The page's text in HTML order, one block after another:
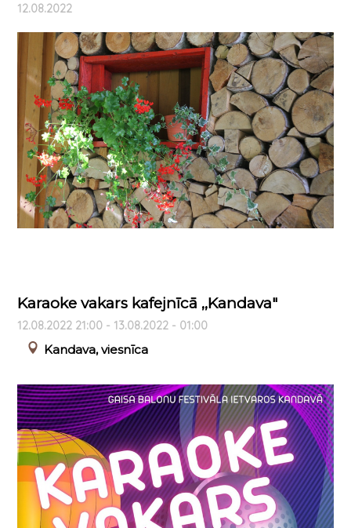
12.08.2022
Karaoke vakars kafejnīcā ,,Kandava"
12.08.2022 21:00 - 13.08.2022 - 01:00
Kandava, viesnīca